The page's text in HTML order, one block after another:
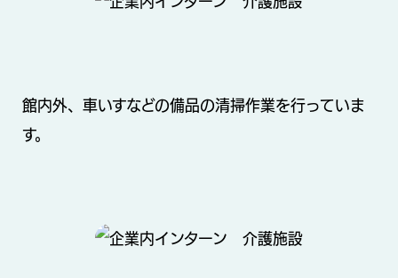
館内外、車いすなどの備品の清掃作業を行っていま
す。